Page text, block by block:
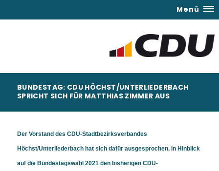
Menü
BUNDESTAG: CDU HÖCHST/UNTERLIEDERBACH
SPRICHT SICH FÜR MATTHIAS ZIMMER AUS
Der Vorstand des CDU-Stadtbezirksverbandes
Höchst/Unterliederbach hat sich dafür ausgesprochen, in Hinblick
auf die Bundestagswahl 2021 den bisherigen CDU-